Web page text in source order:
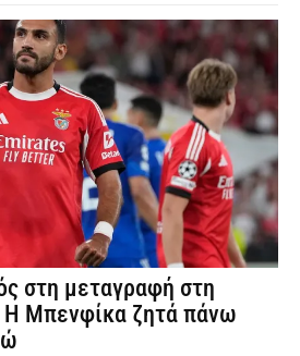
στη μεταγραφή στη
Μπενφίκα ζητά πάνω